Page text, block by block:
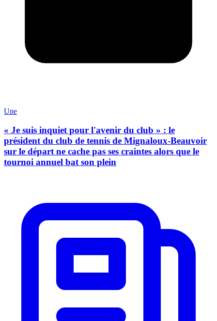
Une
« Je suis inquiet pour l'avenir du club » : le
président du club de tennis de Mignaloux-Beauvoir
sur le départ ne cache pas ses craintes alors que le
tournoi annuel bat son plein